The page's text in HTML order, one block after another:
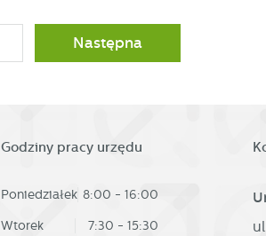
Następna
Godziny pracy urzędu
Poniedziałek 8:00 - 16:00
Wtorek 7:30 - 15:30